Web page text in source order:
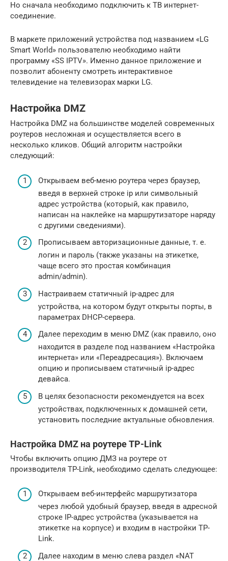
Но сначала необходимо подключить к ТВ интернет-
соединение.
В маркете приложений устройства под названием «LG
Smart World» пользователю необходимо найти
программу «SS IPTV». Именно данное приложение и
позволит абоненту смотреть интерактивное
телевидение на телевизорах марки LG.
Настройка DMZ
Настройка DMZ на большинстве моделей современных
роутеров несложная и осуществляется всего в
несколько кликов. Общий алгоритм настройки
следующий:
Открываем веб-меню роутера через браузер,
введя в верхней строке ip или символьный
адрес устройства (который, как правило,
написан на наклейке на маршрутизаторе наряду
с другими сведениями).
Прописываем авторизационные данные, т. е.
логин и пароль (также указаны на этикетке,
чаще всего это простая комбинация
admin/admin).
Настраиваем статичный ip-адрес для
устройства, на котором будут открыты порты, в
параметрах DHCP-сервера.
Далее переходим в меню DMZ (как правило, оно
находится в разделе под названием «Настройка
интернета» или «Переадресация»). Включаем
опцию и прописываем статичный ip-адрес
девайса.
В целях безопасности рекомендуется на всех
устройствах, подключенных к домашней сети,
установить последние актуальные обновления.
Настройка DMZ на роутере TP-Link
Чтобы включить опцию ДМЗ на роутере от
производителя TP-Link, необходимо сделать следующее:
Открываем веб-интерфейс маршрутизатора
через любой удобный браузер, введя в адресной
строке IP-адрес устройства (указывается на
этикетке на корпусе) и входим в настройки TP-
Link.
Далее находим в меню слева раздел «NAT